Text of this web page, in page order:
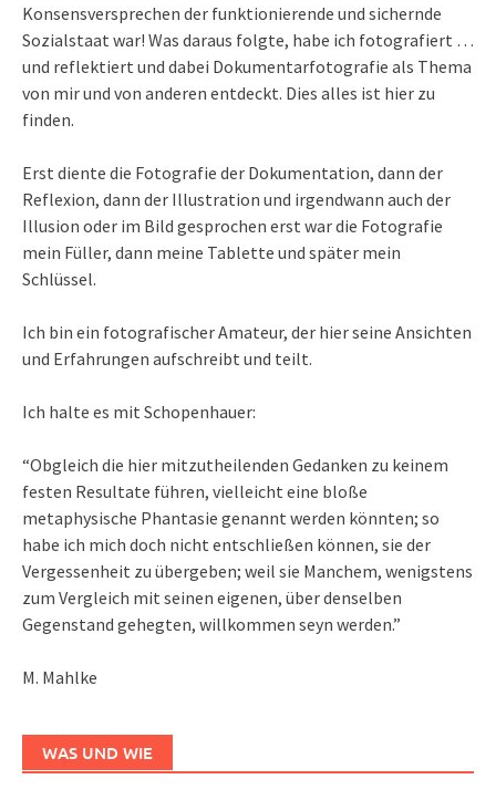
Konsensversprechen der funktionierende und sichernde
Sozialstaat war! Was daraus folgte, habe ich fotografiert …
und reflektiert und dabei Dokumentarfotografie als Thema
von mir und von anderen entdeckt. Dies alles ist hier zu
finden.
Erst diente die Fotografie der Dokumentation, dann der
Reflexion, dann der Illustration und irgendwann auch der
Illusion oder im Bild gesprochen erst war die Fotografie
mein Füller, dann meine Tablette und später mein
Schlüssel.
Ich bin ein fotografischer Amateur, der hier seine Ansichten
und Erfahrungen aufschreibt und teilt.
Ich halte es mit Schopenhauer:
“Obgleich die hier mitzutheilenden Gedanken zu keinem
festen Resultate führen, vielleicht eine bloße
metaphysische Phantasie genannt werden könnten; so
habe ich mich doch nicht entschließen können, sie der
Vergessenheit zu übergeben; weil sie Manchem, wenigstens
zum Vergleich mit seinen eigenen, über denselben
Gegenstand gehegten, willkommen seyn werden.”
M. Mahlke
WAS UND WIE